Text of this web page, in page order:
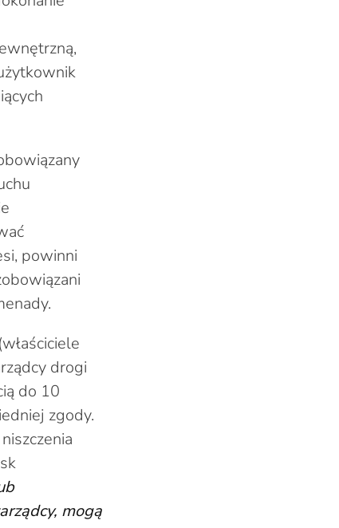
powinni
drogi
do 10
zgody.
mogą